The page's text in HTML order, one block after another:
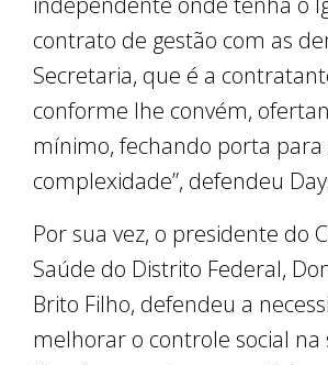
contrato de gestão com as
Secretaria, que é a
conforme lhe convém,
mínimo, fechando porta para
complexidade”, defendeu
Por sua vez, o presidente do
Saúde do Distrito Federal,
Brito Filho, defendeu a
melhorar o controle social na